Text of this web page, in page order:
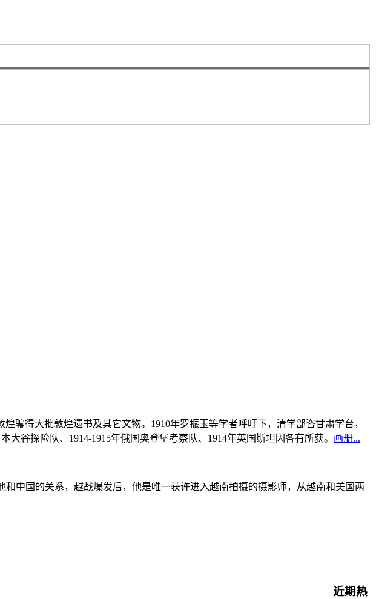
骗得大批敦煌遗书及其它文物。1910年罗振玉等学者呼吁下，清学部咨甘肃学台，
谷探险队、1914-1915年俄国奥登堡考察队、1914年英国斯坦因各有所获。 画册...
和中国的关系，越战爆发后，他是唯一获许进入越南拍摄的摄影师，从越南和美国两
近期热